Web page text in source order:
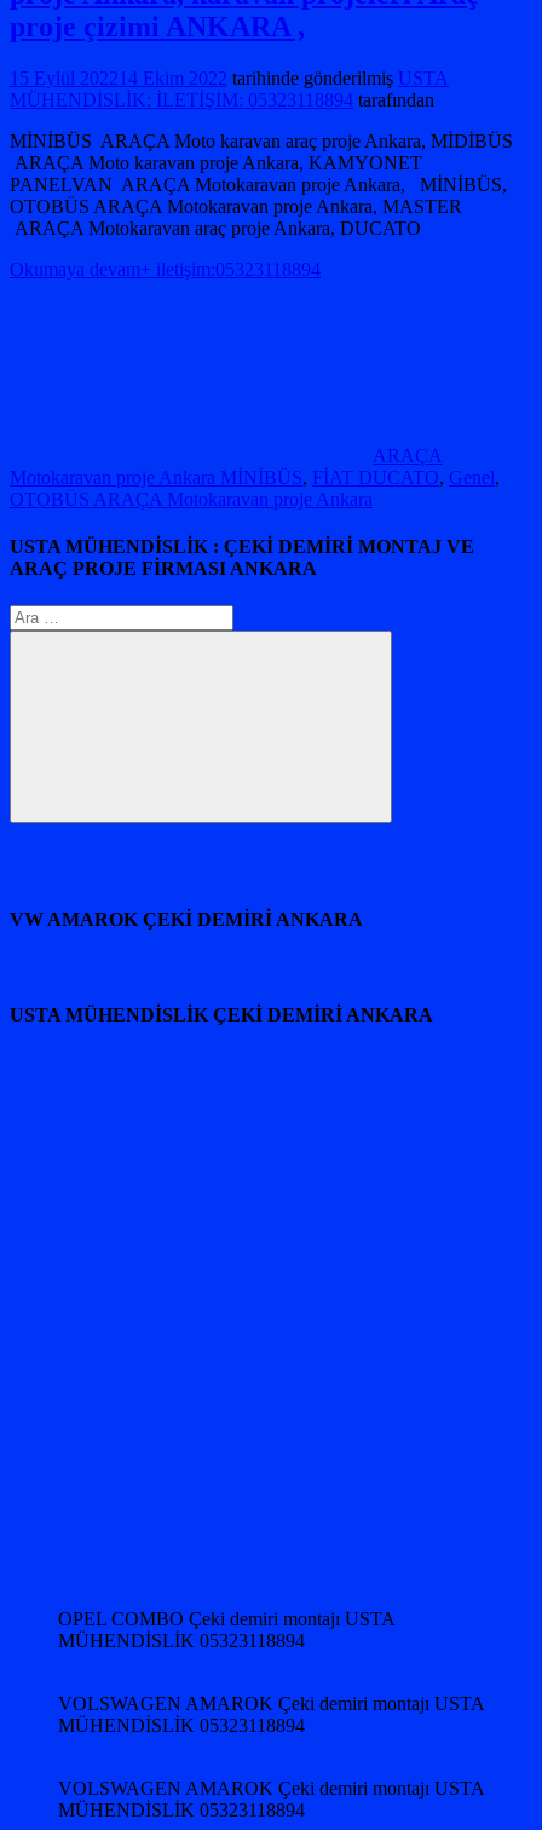
proje çizimi ANKARA ,
15 Eylül 202214 Ekim 2022 tarihinde gönderilmiş USTA
MÜHENDİSLİK: İLETİŞİM: 05323118894 tarafından
MİNİBÜS ARAÇA Moto karavan araç proje Ankara, MİDİBÜS
ARAÇA Moto karavan proje Ankara, KAMYONET
PANELVAN ARAÇA Motokaravan proje Ankara, MİNİBÜS,
OTOBÜS ARAÇA Motokaravan proje Ankara, MASTER
ARAÇA Motokaravan araç proje Ankara, DUCATO
Okumaya devam+ iletişim:05323118894
ARAÇA
Motokaravan proje Ankara MİNİBÜS, FİAT DUCATO, Genel,
OTOBÜS ARAÇA Motokaravan proje Ankara
USTA MÜHENDİSLİK : ÇEKİ DEMİRİ MONTAJ VE
ARAÇ PROJE FİRMASI ANKARA
Arama:
Ara
VW AMAROK ÇEKİ DEMİRİ ANKARA
USTA MÜHENDİSLİK ÇEKİ DEMİRİ ANKARA
OPEL COMBO Çeki demiri montajı USTA
MÜHENDİSLİK 05323118894
VOLSWAGEN AMAROK Çeki demiri montajı USTA
MÜHENDİSLİK 05323118894
VOLSWAGEN AMAROK Çeki demiri montajı USTA
MÜHENDİSLİK 05323118894